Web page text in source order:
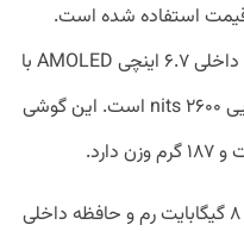
استفاده شده است.
نمایشگر بیرونی ۳.۴ اینچی و نمایشگر داخلی ۶.۷ اینچی AMOLED با
نرخ نوسازی ۱۲۰ هرتز با بیشینه روشنایی ۲۶۰۰ nits است. این گوشی
پردازنده ۴ نانومتری Exynos 2400 با ۸ گیگابایت رم و حافظه داخلی